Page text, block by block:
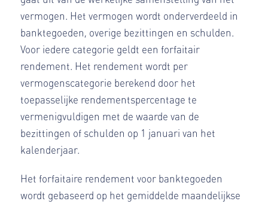
vermogen. Het vermogen wordt onderverdeeld in
banktegoeden, overige bezittingen en schulden.
Voor iedere categorie geldt een forfaitair
rendement. Het rendement wordt per
vermogenscategorie berekend door het
toepasselijke rendementspercentage te
vermenigvuldigen met de waarde van de
bezittingen of schulden op 1 januari van het
kalenderjaar.
Het forfaitaire rendement voor banktegoeden
wordt gebaseerd op het gemiddelde maandelijkse